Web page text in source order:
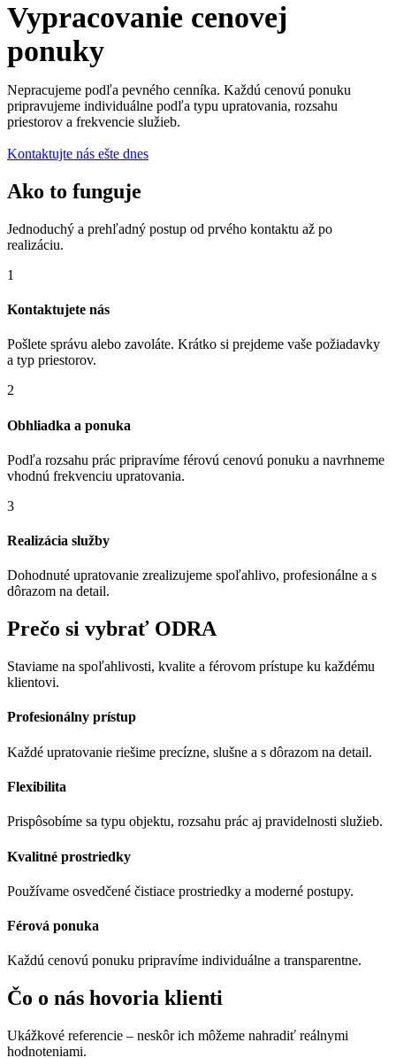
Vypracovanie cenovej
ponuky
Nepracujeme podľa pevného cenníka. Každú cenovú ponuku
pripravujeme individuálne podľa typu upratovania, rozsahu
priestorov a frekvencie služieb.
Kontaktujte nás ešte dnes
Ako to funguje
Jednoduchý a prehľadný postup od prvého kontaktu až po
realizáciu.
1
Kontaktujete nás
Pošlete správu alebo zavoláte. Krátko si prejdeme vaše požiadavky
a typ priestorov.
2
Obhliadka a ponuka
Podľa rozsahu prác pripravíme férovú cenovú ponuku a navrhneme
vhodnú frekvenciu upratovania.
3
Realizácia služby
Dohodnuté upratovanie zrealizujeme spoľahlivo, profesionálne a s
dôrazom na detail.
Prečo si vybrať ODRA
Staviame na spoľahlivosti, kvalite a férovom prístupe ku každému
klientovi.
Profesionálny prístup
Každé upratovanie riešime precízne, slušne a s dôrazom na detail.
Flexibilita
Prispôsobíme sa typu objektu, rozsahu prác aj pravidelnosti služieb.
Kvalitné prostriedky
Používame osvedčené čistiace prostriedky a moderné postupy.
Férová ponuka
Každú cenovú ponuku pripravíme individuálne a transparentne.
Čo o nás hovoria klienti
Ukážkové referencie – neskôr ich môžeme nahradiť reálnymi
hodnoteniami.